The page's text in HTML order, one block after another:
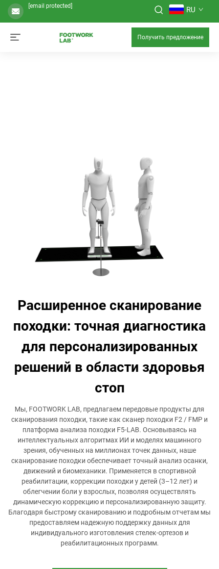
[email protected] RU
Получить предложение
Расширенное сканирование
походки: точная диагностика
для персонализированных
решений в области здоровья
стоп
Мы, FOOTWORK LAB, предлагаем передовые продукты для
сканирования походки, такие как сканер походки F2 / FMP и
платформа анализа походки F5-LAB. Основываясь на
интеллектуальных алгоритмах ИИ и моделях машинного
зрения, обученных на миллионах точек данных, наше
сканирование походки обеспечивает точный анализ осанки,
движений и биомеханики. Применяется в спортивной
реабилитации, коррекции походки у детей (3–12 лет) и
облегчении боли у взрослых, позволяя осуществлять
динамическую коррекцию и персонализированную защиту.
Благодаря быстрому сканированию и подробным отчетам мы
предоставляем надежную поддержку данных для
индивидуального изготовления стелек-ортезов и
реабилитационных программ.